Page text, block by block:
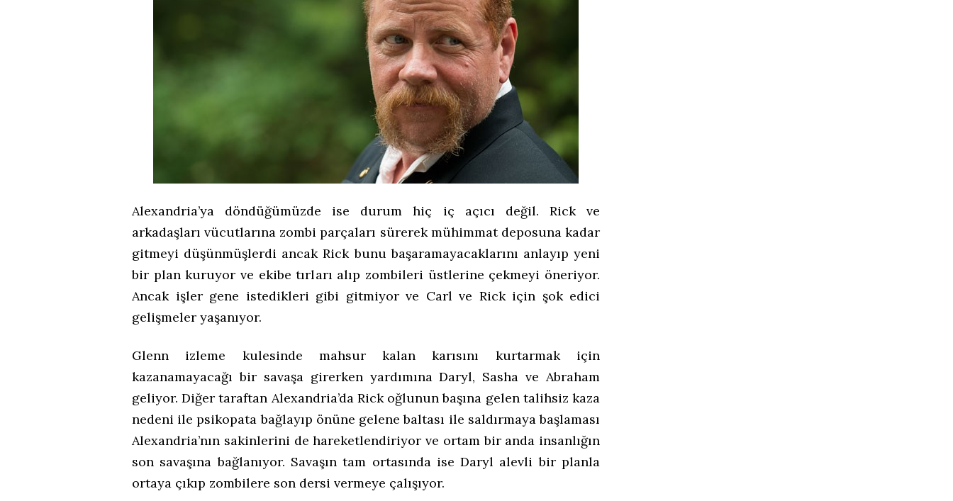
Alexandria’ya döndüğümüzde ise durum hiç iç açıcı değil. Rick ve
arkadaşları vücutlarına zombi parçaları sürerek mühimmat deposuna kadar
gitmeyi düşünmüşlerdi ancak Rick bunu başaramayacaklarını anlayıp yeni
bir plan kuruyor ve ekibe tırları alıp zombileri üstlerine çekmeyi öneriyor.
Ancak işler gene istedikleri gibi gitmiyor ve Carl ve Rick için şok edici
gelişmeler yaşanıyor.
Glenn izleme kulesinde mahsur kalan karısını kurtarmak için
kazanamayacağı bir savaşa girerken yardımına Daryl, Sasha ve Abraham
geliyor. Diğer taraftan Alexandria’da Rick oğlunun başına gelen talihsiz kaza
nedeni ile psikopata bağlayıp önüne gelene baltası ile saldırmaya başlaması
Alexandria’nın sakinlerini de hareketlendiriyor ve ortam bir anda insanlığın
son savaşına bağlanıyor. Savaşın tam ortasında ise Daryl alevli bir planla
ortaya çıkıp zombilere son dersi vermeye çalışıyor.